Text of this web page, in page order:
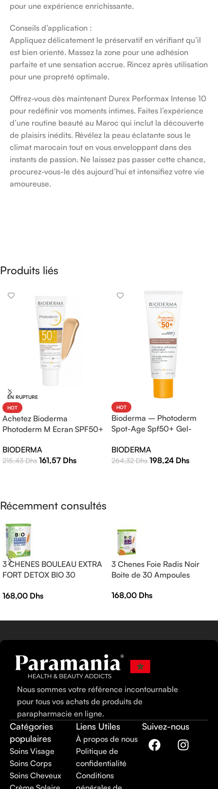
pour une expérience enrichissante.
Conseils d’application :
Appliquez délicatement le préservatif en vérifiant qu’il
est bien orienté. Massez la zone pour une adhésion
parfaite et une sensation accrue. Rincez après utilisation
pour une propreté optimale.
Offrez-vous dès maintenant Durex Performax Intense 10
pour redéfinir vos moments intimes. Faites l’expérience
d’une routine beauté au Maroc qui inclut la découverte
de plaisirs inédits. Révélez la peau éclatante sous le
climat marocain tout en vous enveloppant dans des
instants de passion. Ne laissez pas passer cette chance,
procurez-vous-le dès aujourd’hui et intensifiez votre vie
amoureuse.
Produits liés
EN RUPTURE
HOT
Achetez Bioderma
Photoderm M Ecran SPF50+
Protection Solaire Haute
Efficacité
BIODERMA
215,43Dhs 161,57 Dhs
HOT
Bioderma – Photoderm
Spot-Age Spf50+ Gel-
BIODERMA
264,32Dhs 198,24 Dhs
Récemment consultés
3 CHENES BOULEAU EXTRA
FORT DETOX BIO 30
168,00 Dhs
3 Chenes Foie Radis Noir
Boite de 30 Ampoules
168,00 Dhs
Nous sommes votre référence incontournable
pour tous vos achats de produits de
parapharmacie en ligne.
Catégories
populaires
Soins Visage
Soins Corps
Soins Cheveux
Liens Utiles
À propos de nous
Politique de
confidentialité
Conditions
Suivez-nous